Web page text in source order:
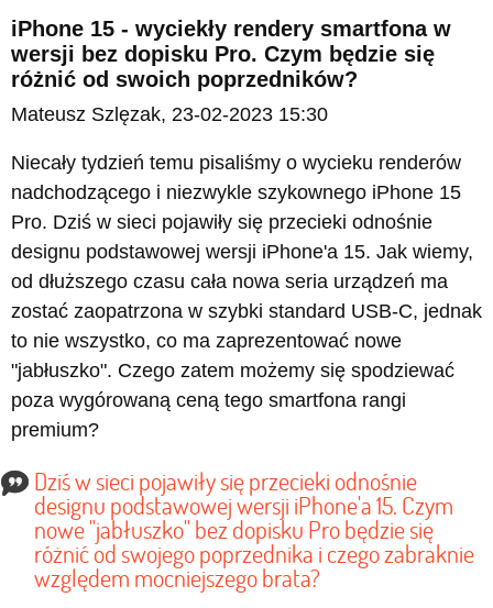
iPhone 15 - wyciekły rendery smartfona w
wersji bez dopisku Pro. Czym będzie się
różnić od swoich poprzedników?
Mateusz Szlęzak, 23-02-2023 15:30
Niecały tydzień temu pisaliśmy o wycieku renderów
nadchodzącego i niezwykle szykownego iPhone 15
Pro. Dziś w sieci pojawiły się przecieki odnośnie
designu podstawowej wersji iPhone'a 15. Jak wiemy,
od dłuższego czasu cała nowa seria urządzeń ma
zostać zaopatrzona w szybki standard USB-C, jednak
to nie wszystko, co ma zaprezentować nowe
"jabłuszko". Czego zatem możemy się spodziewać
poza wygórowaną ceną tego smartfona rangi
premium?
Dziś w sieci pojawiły się przecieki odnośnie
designu podstawowej wersji iPhone'a 15. Czym
nowe "jabłuszko" bez dopisku Pro będzie się
różnić od swojego poprzednika i czego zabraknie
względem mocniejszego brata?